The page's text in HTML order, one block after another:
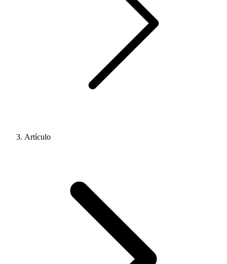
Artículo